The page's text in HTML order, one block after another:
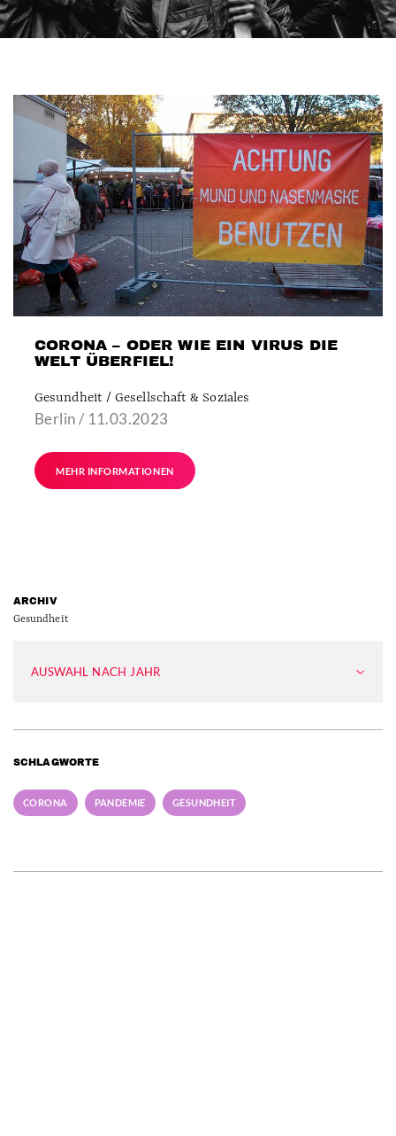
CORONA – ODER WIE EIN VIRUS DIE
WELT ÜBERFIEL!
Gesundheit / Gesellschaft & Soziales
Berlin / 11.03.2023
MEHR INFORMATIONEN
ARCHIV
Gesundheit
AUSWAHL NACH JAHR
SCHLAGWORTE
CORONA PANDEMIE GESUNDHEIT